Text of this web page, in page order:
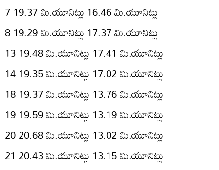
7 19.37 మి.యూనిట్లు 16.46 మి.యూనిట్లు
8 19.29 మి.యూనిట్లు 17.37 మి.యూనిట్లు
13 19.48 మి.యూనిట్లు 17.41 మి.యూనిట్లు
14 19.35 మి.యూనిట్లు 17.02 మి.యూనిట్లు
18 19.37 మి.యూనిట్లు 13.76 మి.యూనిట్లు
19 19.59 మి.యూనిట్లు 13.19 మి.యూనిట్లు
20 20.68 మి.యూనిట్లు 13.02 మి.యూనిట్లు
21 20.43 మి.యూనిట్లు 13.15 మి.యూనిట్లు